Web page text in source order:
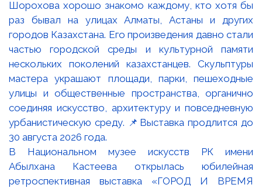
В Национальном музее искусств РК имени
Абылхана Кастеева открылась юбилейная
ретроспективная выставка «ГОРОД И ВРЕМЯ